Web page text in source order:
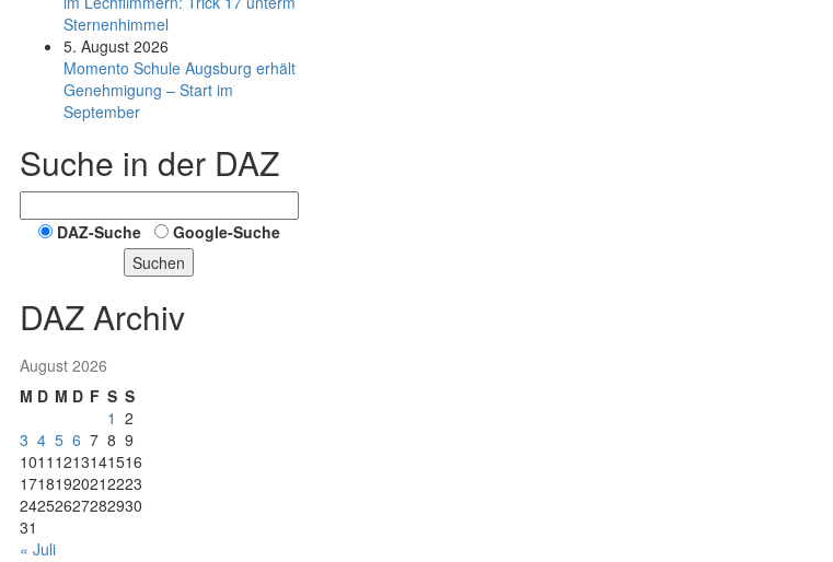
Sternen­himmel
5. August 2026
Momento Schule Augsburg erhält
Genehmigung – Start im
September
Suche in der DAZ
DAZ-Suche
Google-Suche
Suchen
DAZ Archiv
August 2026
M D M D F S S
1 2
3 4 5 6 7 8 9
1011 1213141516
17181920212223
24252627282930
31
« Juli